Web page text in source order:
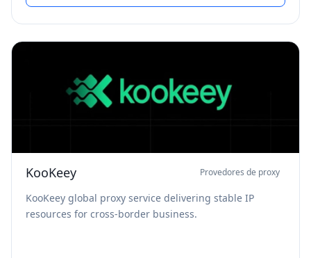
KooKeey Provedores de proxy
KooKeey global proxy service delivering stable IP
resources for cross-border business.